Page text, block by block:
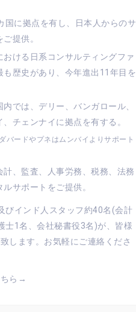
国に拠点を有し、日本人からのサ
提供。
おける日系コンサルティングファ
も歴史があり、今年進出11年目を
内では、デリー、バンガロール、
、チェンナイに拠点を有する。
バードやプネはムンバイよりサポート
計、監査、人事労務、税務、法務
ルサポートをご提供。
びインド人スタッフ約40名(会計
士1名、会社秘書役3名)が、皆様
します。お気軽にご連絡くださ
ら→